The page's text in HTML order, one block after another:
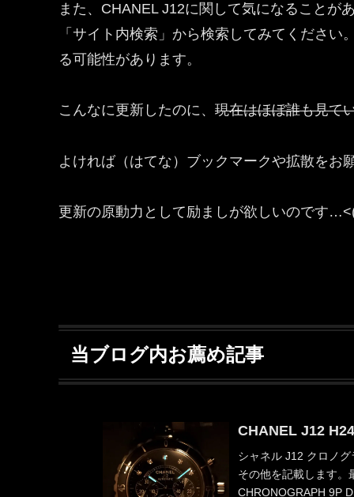
また、CHANEL J12に関して気になることが
「サイト内検索」から検索してみてくださ
る可能性があります。
こんなに更新したのに、 現在はほぼ誰も見て
よければ（はてな）ブックマークや拡散をお
更新の原動力として励ましが欲しいのです
当ブログ内お薦め記事
CHANEL J12
シャネル J12 クロノ
その他を記載します。
CHRONOGRAPH 9P